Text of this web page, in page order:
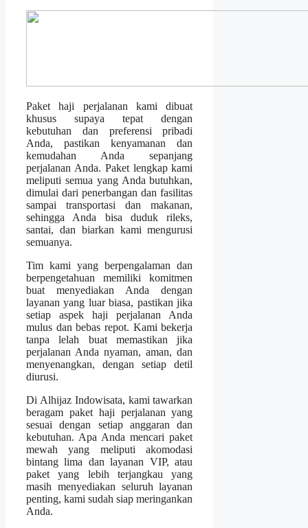
Paket haji perjalanan kami dibuat
khusus supaya tepat dengan
kebutuhan dan preferensi pribadi
Anda, pastikan kenyamanan dan
kemudahan Anda sepanjang
perjalanan Anda. Paket lengkap kami
meliputi semua yang Anda butuhkan,
dimulai dari penerbangan dan fasilitas
sampai transportasi dan makanan,
sehingga Anda bisa duduk rileks,
santai, dan biarkan kami mengurusi
semuanya.
Tim kami yang berpengalaman dan
berpengetahuan memiliki komitmen
buat menyediakan Anda dengan
layanan yang luar biasa, pastikan jika
setiap aspek haji perjalanan Anda
mulus dan bebas repot. Kami bekerja
tanpa lelah buat memastikan jika
perjalanan Anda nyaman, aman, dan
menyenangkan, dengan setiap detil
diurusi.
Di Alhijaz Indowisata, kami tawarkan
beragam paket haji perjalanan yang
sesuai dengan setiap anggaran dan
kebutuhan. Apa Anda mencari paket
mewah yang meliputi akomodasi
bintang lima dan layanan VIP, atau
paket yang lebih terjangkau yang
masih menyediakan seluruh layanan
penting, kami sudah siap meringankan
Anda.